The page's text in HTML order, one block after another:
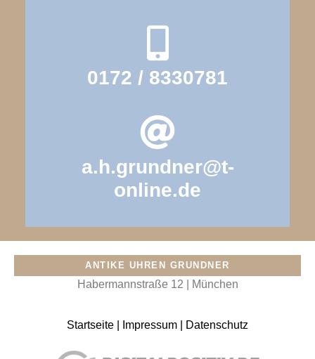
0172 / 8330781
a.h.grundner@t-
online.de
ANTIKE UHREN GRUNDNER
Habermannstraße 12 | München
Startseite Impressum Datenschutz